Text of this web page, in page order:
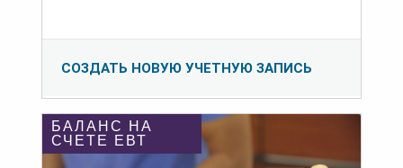
СОЗДАТЬ НОВУЮ УЧЕТНУЮ ЗАПИСЬ
БАЛАНС НА
СЧЕТЕ ЕВТ